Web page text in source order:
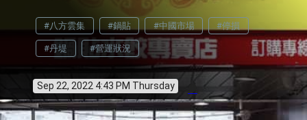
#八方雲集 #鍋貼 #中國市場 #停損
#丹堤 #營運狀況
Sep 22, 2022 4:43 PM Thursday